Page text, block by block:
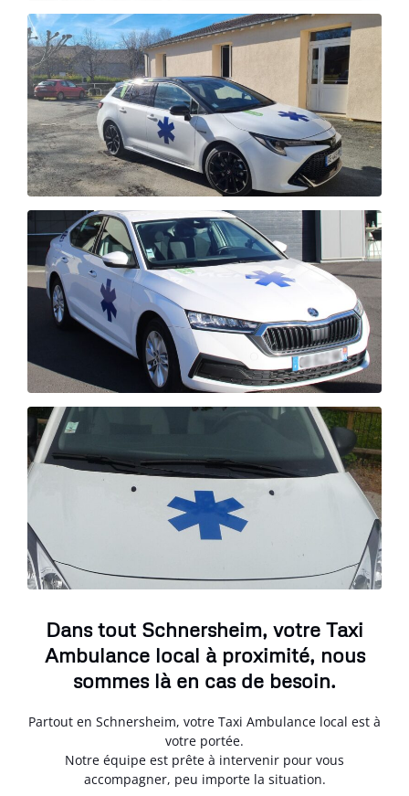
Dans tout Schnersheim, votre Taxi
Ambulance local à proximité, nous
sommes là en cas de besoin.
Partout en Schnersheim, votre Taxi Ambulance local est à
votre portée.
Notre équipe est prête à intervenir pour vous
accompagner, peu importe la situation.